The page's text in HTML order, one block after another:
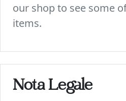
our shop to see some
items.
Nota Legale